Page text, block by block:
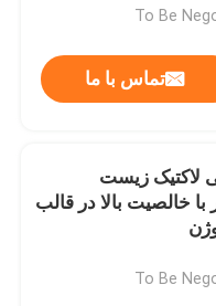
تماس با ما
لاکتیک زیست
خالصیت بالا در قالب